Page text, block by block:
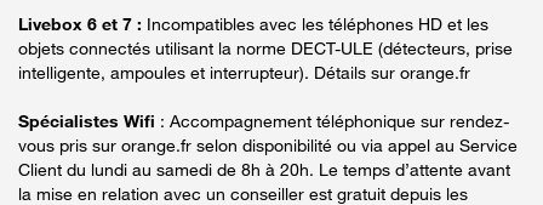
Livebox 6 et 7 : Incompatibles avec les téléphones HD et les
objets connectés utilisant la norme DECT-ULE (détecteurs, prise
intelligente, ampoules et interrupteur). Détails sur orange.fr
Spécialistes Wifi : Accompagnement téléphonique sur rendez-
vous pris sur orange.fr selon disponibilité ou via appel au Service
Client du lundi au samedi de 8h à 20h. Le temps d’attente avant
la mise en relation avec un conseiller est gratuit depuis les